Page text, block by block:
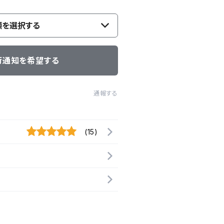
選択する
知を希望する
通報する
(15)